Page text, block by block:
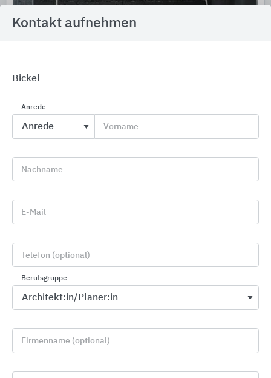
Sanitärraumausstattungen aus Edelstahl
KWC Aquarotter
Kontakt aufnehmen
Bickel
Anrede
Vorname
Nachname
E-Mail
Telefon (optional)
Berufsgruppe
Firmenname (optional)